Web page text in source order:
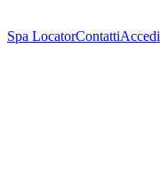
Spa LocatorContattiAccedi